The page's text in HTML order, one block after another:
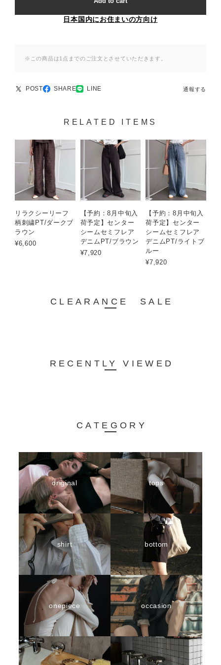
日本国内にお住まいの方向け
※この商品は1点までのご注文とさせていただきます。
POST SHARE LINE 通報する
RELATED ITEMS
リラクシーリーフ
柄刺繍PT/ダークブ
ラウン
¥6,600
【予約：8月中旬入
荷予定】センター
シームセミフレア
デニムPT/ブラウン
¥7,920
【予約：8月中旬入
荷予定】センター
シームセミフレア
デニムPT/ライトブ
ルー
¥7,920
CLEARANCE SALE
RECENTLY VIEWED
CATEGORY
original tops
shirt bottom
onepiece occasion